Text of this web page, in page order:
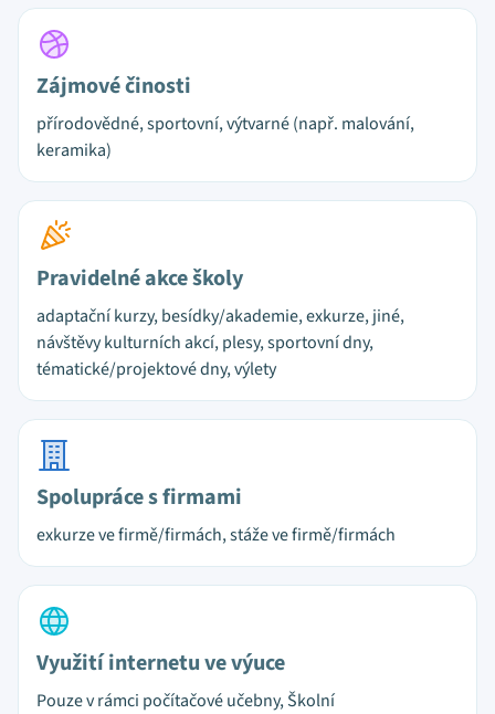
Zájmové činosti
přírodovědné, sportovní, výtvarné (např. malování,
keramika)
Pravidelné akce školy
adaptační kurzy, besídky/akademie, exkurze, jiné,
návštěvy kulturních akcí, plesy, sportovní dny,
tématické/projektové dny, výlety
Spolupráce s firmami
exkurze ve firmě/firmách, stáže ve firmě/firmách
Využití internetu ve výuce
Pouze v rámci počítačové učebny, Školní